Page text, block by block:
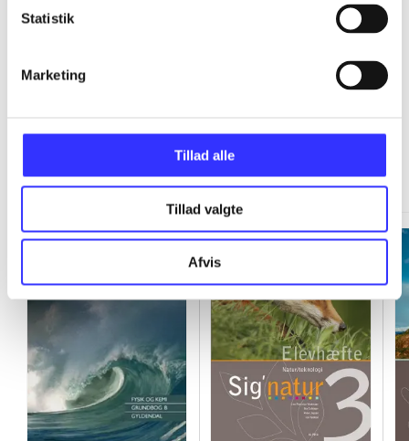
Statistik
Marketing
Tillad alle
Tillad valgte
Afvis